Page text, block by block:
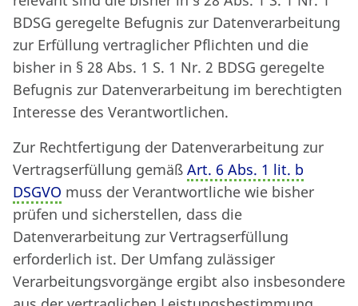
BDSG geregelte Befugnis zur Datenverarbeitung
zur Erfüllung vertraglicher Pflichten und die
bisher in § 28 Abs. 1 S. 1 Nr. 2 BDSG geregelte
Befugnis zur Datenverarbeitung im berechtigten
Interesse des Verantwortlichen.
Zur Rechtfertigung der Datenverarbeitung zur
Vertragserfüllung gemäß Art. 6 Abs. 1 lit. b
DSGVO muss der Verantwortliche wie bisher
prüfen und sicherstellen, dass die
Datenverarbeitung zur Vertragserfüllung
erforderlich ist. Der Umfang zulässiger
Verarbeitungsvorgänge ergibt also insbesondere